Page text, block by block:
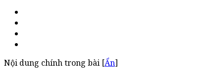
Nội dung chính trong bài [Ẩn]